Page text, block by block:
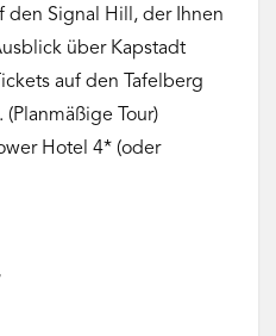
den Signal Hill, der Ihnen
über Kapstadt
auf den Tafelberg
Tour)
Hotel 4* (oder